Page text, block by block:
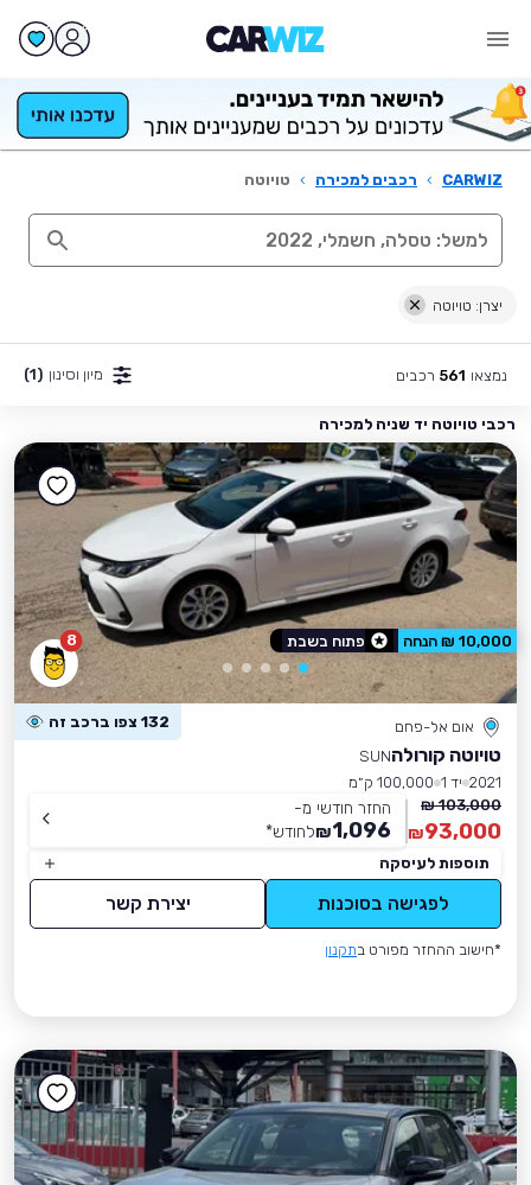
CARWIZ
› רכבים למכירה › טויוטה
יצרן: טויוטה
נמצאו 561 רכבים מיון וסינון (1)
רכבי טויוטה יד שניה למכירה
8
אום אל-פחם 132 צפו ברכב זה
טויוטה קורולהSUN
2021 יד 1
100,000 ק״מ
103,000 ₪
93,000
₪
החזר חודשי מ-
1,096
₪לחודש*
תוספות לעיסקה
לפגישה בסוכנות יצירת קשר
*חישוב ההחזר מפורט בתקנון
10,000 ₪ הנחה פתוח בשבת